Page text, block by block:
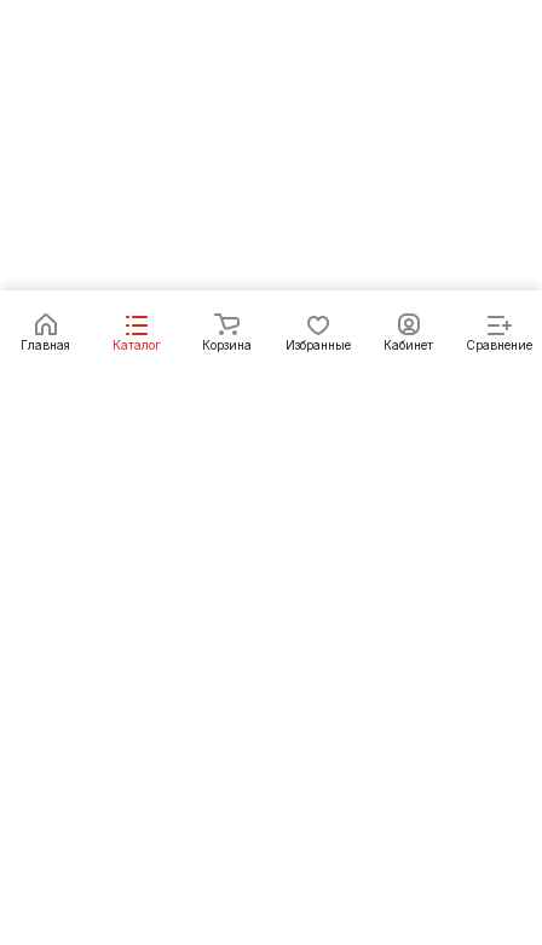
Под заказ
Главная Каталог Корзина Избранные Кабинет Сравнение